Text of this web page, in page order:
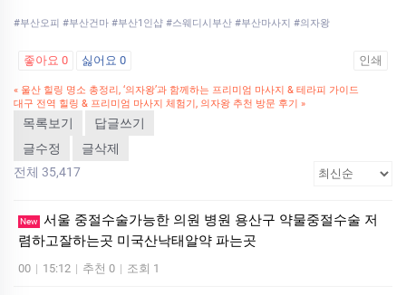
#부산오피 #부산건마 #부산1인샵 #스웨디시부산 #부산마사지 #의자왕
좋아요 0 싫어요 0 인쇄
« 울산 힐링 명소 총정리, ‘의자왕’과 함께하는 프리미엄 마사지 & 테라피 가이드
대구 전역 힐링 & 프리미엄 마사지 체험기, 의자왕 추천 방문 후기
»
목록보기
답글쓰기
글수정
글삭제
전체 35,417
New 서울 중절수술가능한 의원 병원 용산구 약물중절수술 저
렴하고잘하는곳 미국산낙­태알약 파는곳
00 | 15:12 | 추천 0 | 조회 1